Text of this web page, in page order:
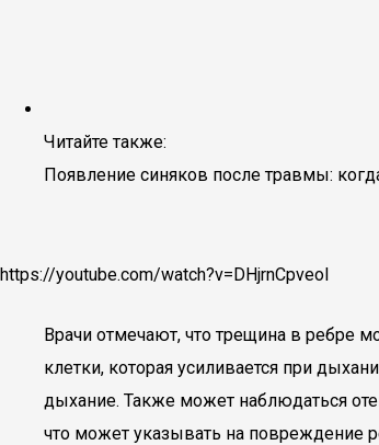
Читайте также:
Появление синяков после травмы:
https://youtube.com/watch?v=DHjrnCpveoI
Врачи отмечают, что трещина в ребре
клетки, которая усиливается при
дыхание. Также может наблюдаться
что может указывать на повреждение